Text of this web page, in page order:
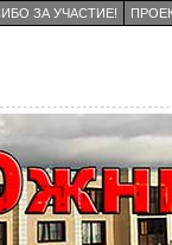
ЗА УЧАСТИЕ!